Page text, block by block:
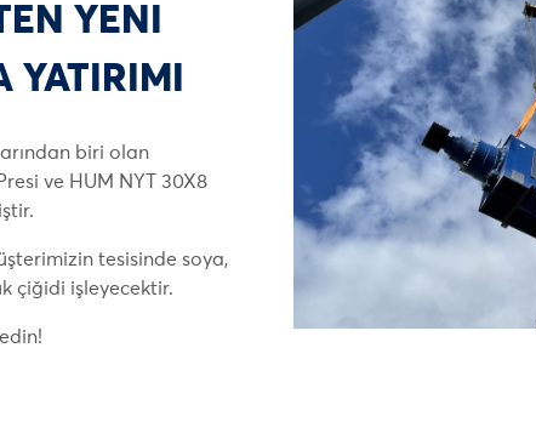
YENI
YATIRIMI
biri olan
ve HUM NYT 30X8
tesisinde soya,
çiğidi işleyecektir.